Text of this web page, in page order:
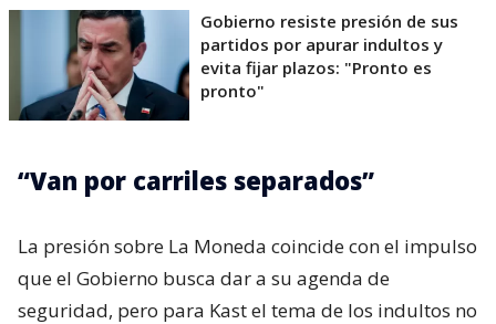
Gobierno resiste presión de sus
partidos por apurar indultos y
evita fijar plazos: "Pronto es
pronto"
“Van por carriles separados”
La presión sobre La Moneda coincide con el impulso
que el Gobierno busca dar a su agenda de
seguridad, pero para Kast el tema de los indultos no